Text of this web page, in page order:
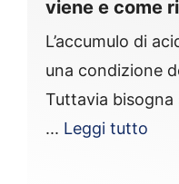
viene e come
L’accumulo di
una condizione
Tuttavia bisogna
... Leggi tutto